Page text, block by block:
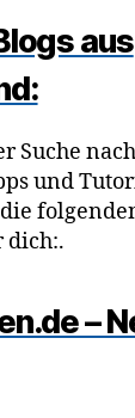
aus
Suche
und
dich:.
–